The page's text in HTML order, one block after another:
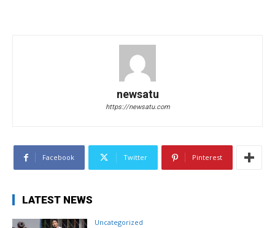
newsatu
https://newsatu.com
Facebook Twitter Pinterest
LATEST NEWS
Uncategorized